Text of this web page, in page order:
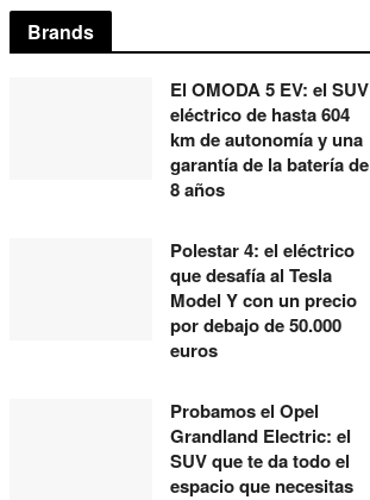
Brands
El OMODA 5 EV: el SUV
eléctrico de hasta 604
km de autonomía y una
garantía de la batería de
8 años
Polestar 4: el eléctrico
que desafía al Tesla
Model Y con un precio
por debajo de 50.000
euros
Probamos el Opel
Grandland Electric: el
SUV que te da todo el
espacio que necesitas